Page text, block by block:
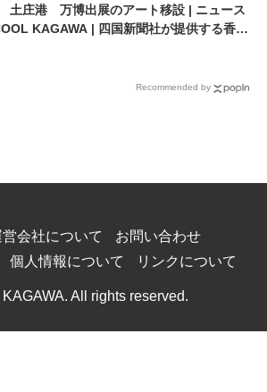
土庄港 万博出展のアート移設 | ニュース
KAGAWA | 四国新聞社が提供する香川
Recommended by
会社について
お問い合わせ
個人情報について リンクについて
All rights reserved.